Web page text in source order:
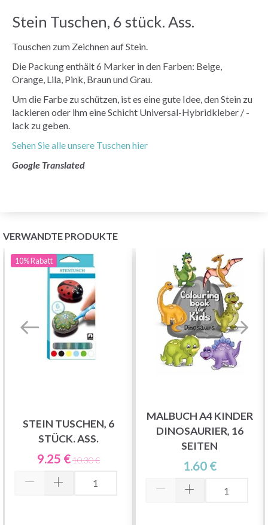
Stein Tuschen, 6 stück. Ass.
Touschen zum Zeichnen auf Stein.
Die Packung enthält 6 Marker in den Farben: Beige,
Orange, Lila, Pink, Braun und Grau.
Um die Farbe zu schützen, ist es eine gute Idee, den Stein zu
lackieren oder ihm eine Schicht Universal-Hybridkleber / -
lack zu geben.
Sehen Sie alle unsere Tuschen hier
Google Translated
VERWANDTE PRODUKTE
10%Rabatt
STEIN TUSCHEN, 6
STÜCK. ASS.
9.25 €10.30 €
MALBUCH A4 KINDER
DINOSAURIER, 16
SEITEN
1.60 €